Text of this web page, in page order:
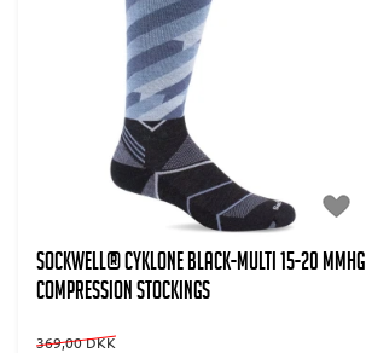
SOCKWELL® CYKLONE Black-Multi 15-20 mmHg
Compression stockings
369,00 DKK